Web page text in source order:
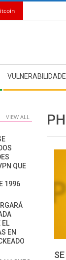
VIEW ALL
QUE
1996
EL
EN